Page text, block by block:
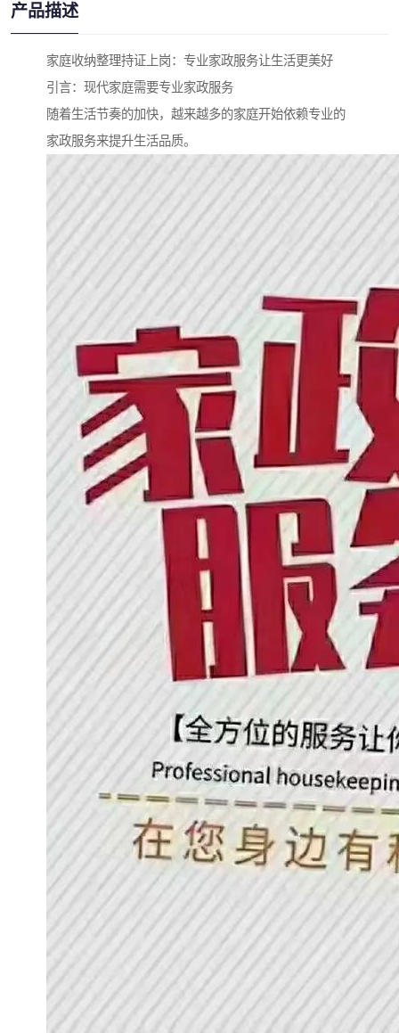
产品描述
家庭收纳整理持证上岗：专业家政服务让生活更美好
引言：现代家庭需要专业家政服务
随着生活节奏的加快，越来越多的家庭开始依赖专业的
家政服务来提升生活品质。